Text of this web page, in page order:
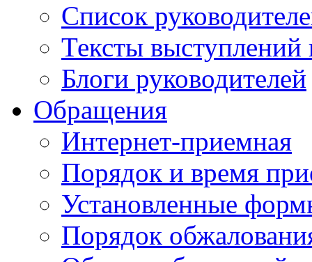
Список
Тексты выступлений
Блоги руководителей
Обращения
Интернет-приемная
Порядок и время
Установленные
Порядок